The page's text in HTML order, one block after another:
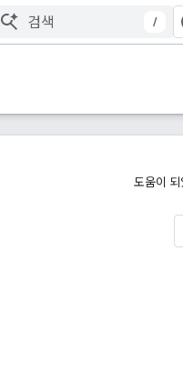
/
도움이 되